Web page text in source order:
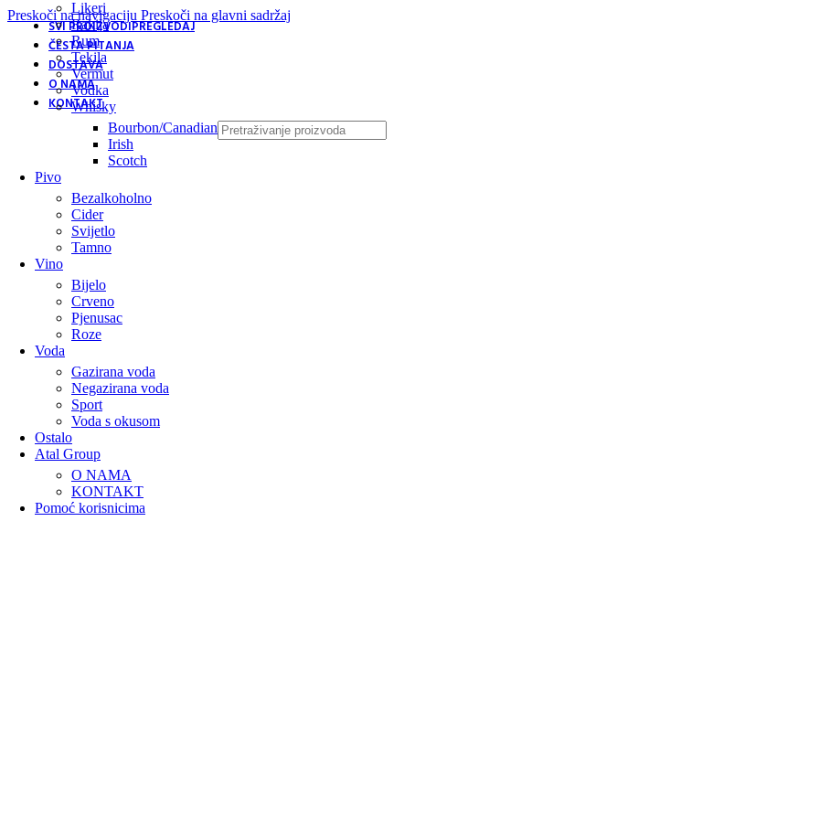
Preskoči na navigaciju Preskoči na glavni sadržaj
SVI PROIZVODIPREGLEDAJ
ČESTA PITANJA
DOSTAVA
O NAMA
KONTAKT
Likeri
Rakija
Rum
Tekila
Vermut
Vodka
Whisky
Bourbon/Canadian
Irish
Scotch
Pivo
Bezalkoholno
Cider
Svijetlo
Tamno
Vino
Bijelo
Crveno
Pjenusac
Roze
Voda
Gazirana voda
Negazirana voda
Sport
Voda s okusom
Ostalo
Atal Group
O NAMA
KONTAKT
Pomoć korisnicima